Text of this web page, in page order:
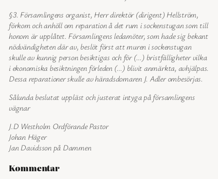
§3. Församlingens organist, Herr direktör (dirigent) Hellström,
förkom och anhöll om reparation å det rum i sockenstugan som till
honom är upplåtet. Församlingens ledamöter, som hade sig bekant
nödvändigheten där av, beslöt först att muren i sockenstugan
skulle av kunnig person besiktigas och för (…) bristfälligheter vilka
i ekonomiska besiktningen förleden (…) blivit anmärkta, avhjälpas.
Dessa reparationer skulle av häradsdomaren J. Adler ombesörjas.
Sålunda beslutat uppläst och justerat intyga på församlingens
vägnar
J.D Westholm Ordförande Pastor
Johan Häger
Jan Davidsson på Dammen
Kommentar